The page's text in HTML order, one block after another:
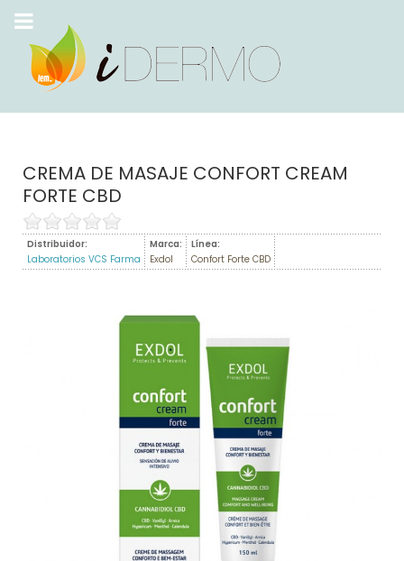
CREMA DE MASAJE CONFORT CREAM
FORTE CBD
Distribuidor:
Laboratorios VCS Farma
Marca:
Exdol
Línea:
Confort Forte CBD